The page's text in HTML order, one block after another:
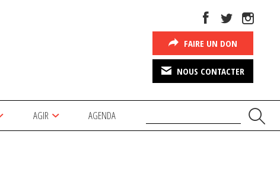
FAIRE UN DON
NOUS CONTACTER
AGIR AGENDA